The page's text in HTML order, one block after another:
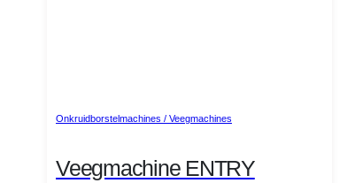
Onkruidborstelmachines / Veegmachines
Veegmachine ENTRY